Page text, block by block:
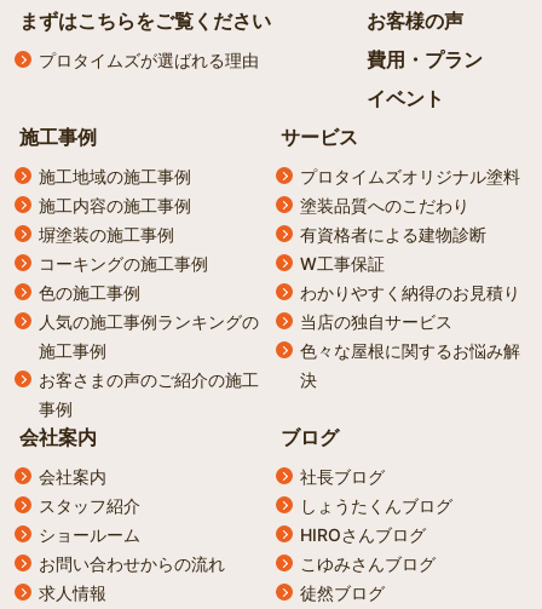
まずはこちらをご覧ください
プロタイムズが選ばれる理由
お客様の声
費用・プラン
イベント
施工事例
施工地域の施工事例
施工内容の施工事例
塀塗装の施工事例
コーキングの施工事例
色の施工事例
人気の施工事例ランキングの
施工事例
お客さまの声のご紹介の施工
事例
サービス
プロタイムズオリジナル塗料
塗装品質へのこだわり
有資格者による建物診断
W工事保証
わかりやすく納得のお見積り
当店の独自サービス
色々な屋根に関するお悩み解
決
会社案内
会社案内
スタッフ紹介
ショールーム
お問い合わせからの流れ
求人情報
ブログ
社長ブログ
しょうたくんブログ
HIROさんブログ
こゆみさんブログ
徒然ブログ